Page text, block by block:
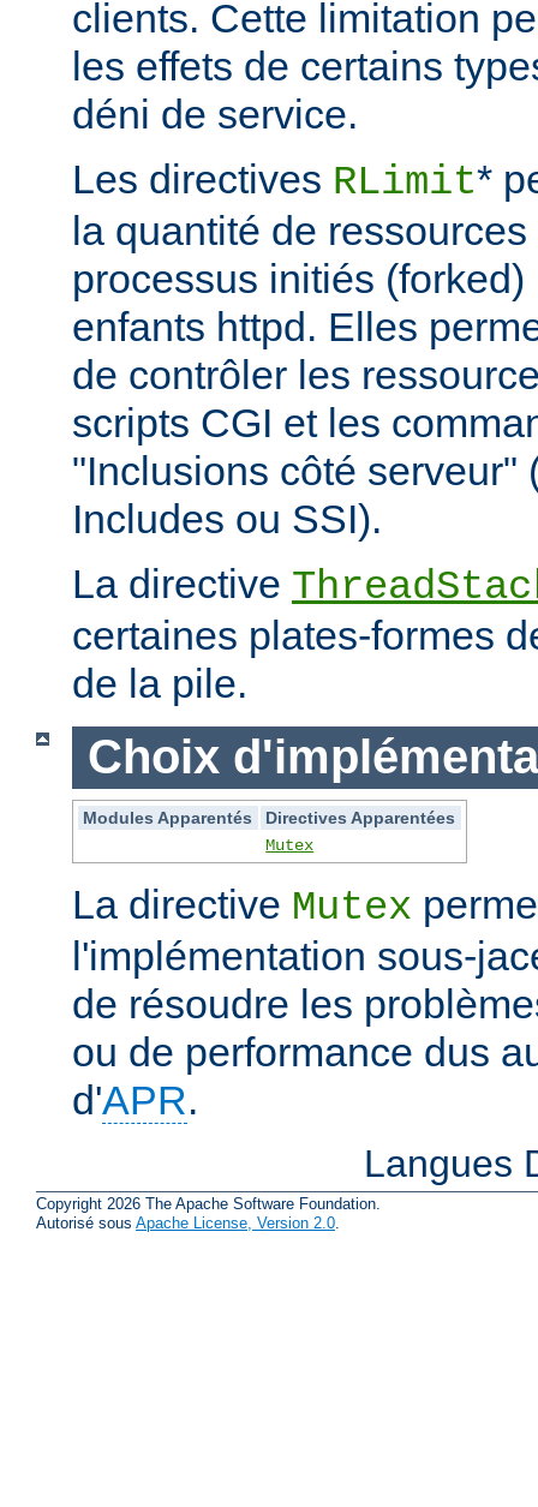
clients. Cette limitation
les effets de certains
déni de service.
Les directives RLimit*
la quantité de
processus initiés
enfants httpd. Elles
de contrôler les
scripts CGI et les
"Inclusions côté serveur"
Includes ou SSI).
La directive
certaines plates-formes
de la pile.
Choix
Modules Apparentés
Directives Apparentées
Mutex
La directive Mutex
l'implémentation sous-
de résoudre les
ou de performance dus
d'APR.
Langues
Copyright 2026 The Apache Software Foundation.
Autorisé sous Apache License, Version 2.0.